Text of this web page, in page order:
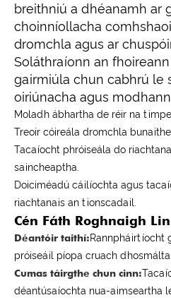
breithniú a dhéanamh ar
choinníollacha
dromchla agus ar
Soláthraíonn an
gairmiúla chun cabhrú le
oiriúnacha agus
Moladh ábhartha de réir na
Treoir cóireála dromchla
Tacaíocht phróiseála do
saincheaptha.
Doiciméadú cáilíochta agus
riachtanais an tionscadail.
Cén Fáth Roghnaigh
Déantóir taithí:Rannpháirtíocht
próiseáil píopa cruach dhosmálta.
Cumas táirgthe chun cinn:
déantúsaíochta nua-aimseartha